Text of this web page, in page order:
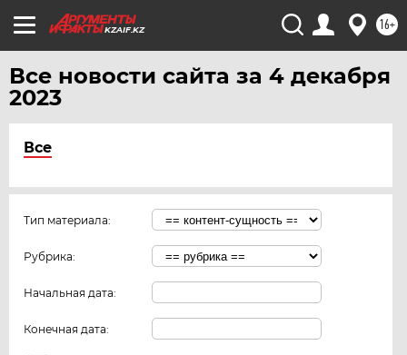
KZAIF.KZ 16+
Все новости сайта за 4 декабря
2023
Все
Тип материала:
Рубрика:
Начальная дата:
Конечная дата: